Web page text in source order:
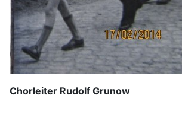
Chorleiter Rudolf Grunow